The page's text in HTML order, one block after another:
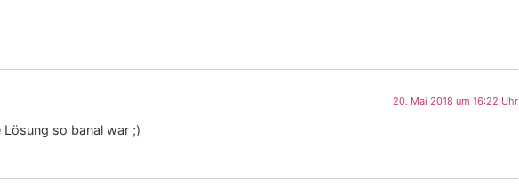
20. Mai 2018 um 16:22 Uhr
so banal war ;)